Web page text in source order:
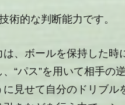
術的な判断能力です。
は、ボールを保持した時
、“パス”を用いて相手
に見せて自分のドリブル